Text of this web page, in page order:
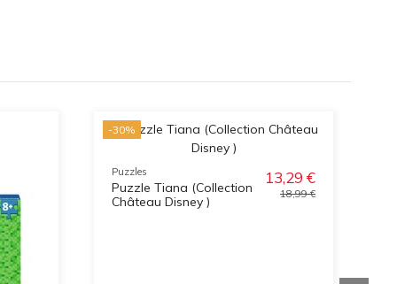
-30%
Puzzles
Puzzle Tiana (Collection
Château Disney )
13,29 €
18,99 €